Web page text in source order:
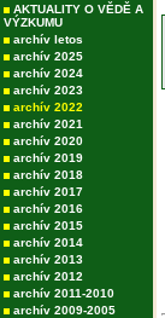
AKTUALITY O VĚDĚ A
VÝZKUMU
archív letos
archív 2025
archív 2024
archív 2023
archív 2022
archív 2021
archív 2020
archív 2019
archív 2018
archív 2017
archív 2016
archív 2015
archív 2014
archív 2013
archív 2012
archív 2011-2010
archív 2009-2005